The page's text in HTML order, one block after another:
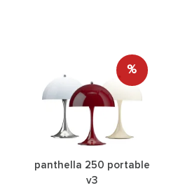
%
panthella 250 portable
v3